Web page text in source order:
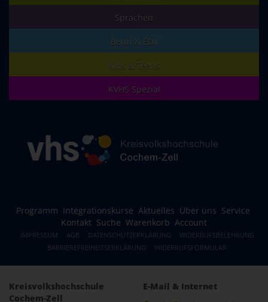
Sprachen
Beruf & EDV
Kids & Teens
KVHS Spezial
Programm Integrationskurse Aktuelles Über uns Service
Kontakt Suche Warenkorb Account
IMPRESSUM AGB DATENSCHUTZERKLÄRUNG
WIDERRUFSBELEHRUNG
BARRIEREFREIHEITSERKLÄRUNG
WIDERRUFSFORMULAR
Kreisvolkshochschule
Cochem-Zell
E-Mail & Internet